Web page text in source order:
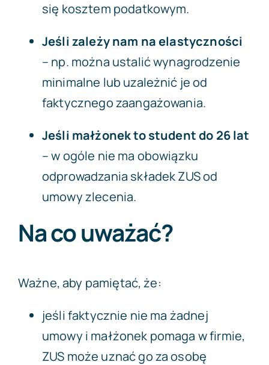
się kosztem podatkowym.
Jeśli zależy nam na elastyczności
– np. można ustalić wynagrodzenie
minimalne lub uzależnić je od
faktycznego zaangażowania.
Jeśli małżonek to student do 26 lat
– w ogóle nie ma obowiązku
odprowadzania składek ZUS od
umowy zlecenia.
Na co uważać?
Ważne, aby pamiętać, że:
jeśli faktycznie nie ma żadnej
umowy i małżonek pomaga w firmie,
ZUS może uznać go za osobę